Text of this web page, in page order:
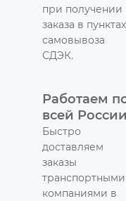
при получении
заказа в пунктах
самовывоза
СДЭК.
Работаем
всей России
Быстро
доставляем
заказы
транспортными
компаниями в